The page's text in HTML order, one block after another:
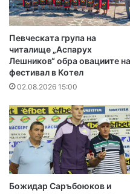
Певческата група на
читалище „Аспарух
Лешников“ обра овациите на
фестивал в Котел
02.08.2026 15:00
Божидар Саръбоюков и